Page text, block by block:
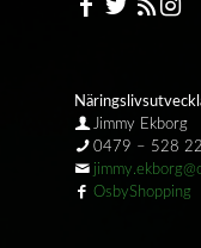
Jimmy Ekborg
0479 – 528
OsbyShopping